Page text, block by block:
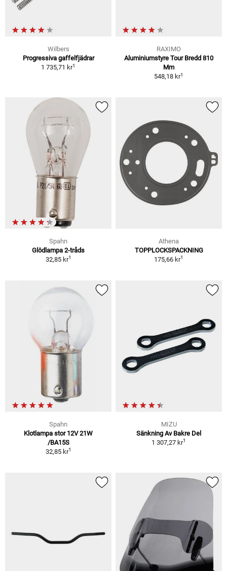
Wilbers
Progressiva gaffelfjädrar
1 735,71 kr1
RAXIMO
Aluminiumstyre Tour Bredd 810
Mm
548,18 kr1
Spahn
Glödlampa 2-tråds
32,85 kr1
Athena
TOPPLOCKSPACKNING
175,66 kr1
Spahn
Klotlampa stor 12V 21W
/BA15S
32,85 kr1
MIZU
Sänkning Av Bakre Del
1 307,27 kr1